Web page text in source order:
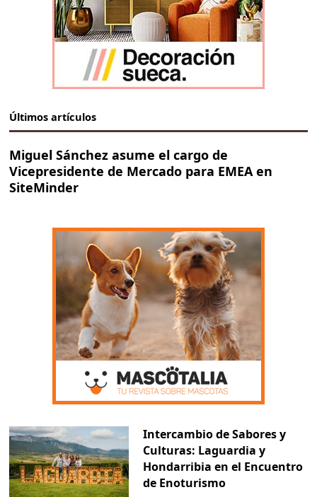
Últimos artículos
Miguel Sánchez asume el cargo de
Vicepresidente de Mercado para EMEA en
SiteMinder
Intercambio de Sabores y
Culturas: Laguardia y
Hondarribia en el Encuentro
de Enoturismo